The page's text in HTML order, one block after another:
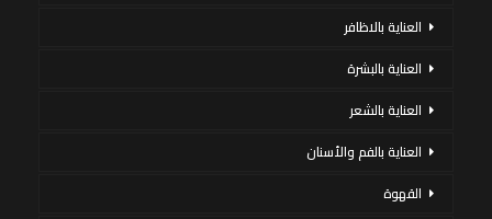
العناية بالاظافر
العناية بالبشرة
العناية بالشعر
العناية بالفم والأسنان
القهوة